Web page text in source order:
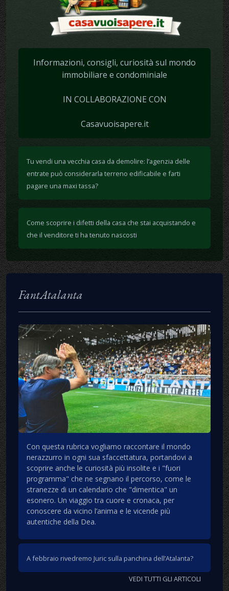
Informazioni, consigli, curiosità sul mondo
immobiliare e condominiale
IN COLLABORAZIONE CON
Casavuoisapere.it
Tu vendi una vecchia casa da demolire: l’agenzia delle
entrate può considerarla terreno edificabile e farti
pagare una maxi tassa?
Come scoprire i difetti della casa che stai acquistando e
che il venditore ti ha tenuto nascosti
FantAtalanta
Con questa rubrica vogliamo raccontare il mondo
nerazzurro in ogni sua sfaccettatura, portandovi a
scoprire anche le curiosità più insolite e i "fuori
programma" che ne segnano il percorso, come le
stranezze di un calendario che "dimentica" un
esonero. Un viaggio tra cuore e cronaca, per
conoscere da vicino l’anima e le vicende più
autentiche della Dea.
A febbraio rivedremo Juric sulla panchina dell’Atalanta?
VEDI TUTTI GLI ARTICOLI